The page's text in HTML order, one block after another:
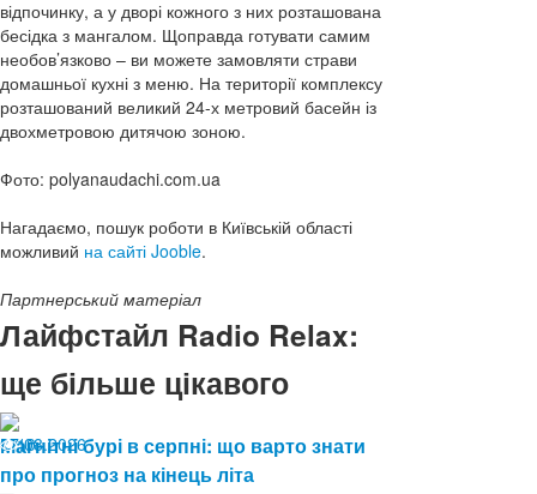
відпочинку, а у дворі кожного з них розташована
бесідка з мангалом. Щоправда готувати самим
необов’язково – ви можете замовляти страви
домашньої кухні з меню. На території комплексу
розташований великий 24-х метровий басейн із
двохметровою дитячою зоною.
Фото: polyanaudachi.com.ua
Нагадаємо, пошук роботи в Київській області
можливий на сайті Jooble.
Партнерський матеріал
Лайфстайл Radio Relax:
ще більше цікавого
07.08.2026
10
Магнітні бурі в серпні: що варто знати
про прогноз на кінець літа